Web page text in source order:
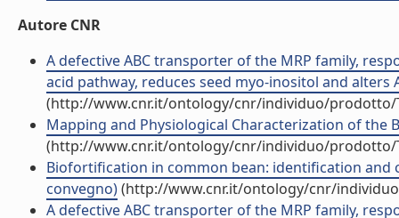
Autore CNR
A defective ABC transporter of the MRP family,
acid pathway, reduces seed myo-inositol and alters
(http://www.cnr.it/ontology/cnr/individuo/prodotto/
Mapping and Physiological Characterization of the
(http://www.cnr.it/ontology/cnr/individuo/prodotto/
Biofortification in common bean: identification and
convegno)(http://www.cnr.it/ontology/cnr/
A defective ABC transporter of the MRP family,